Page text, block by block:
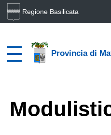
Regione Basilicata
Provincia di